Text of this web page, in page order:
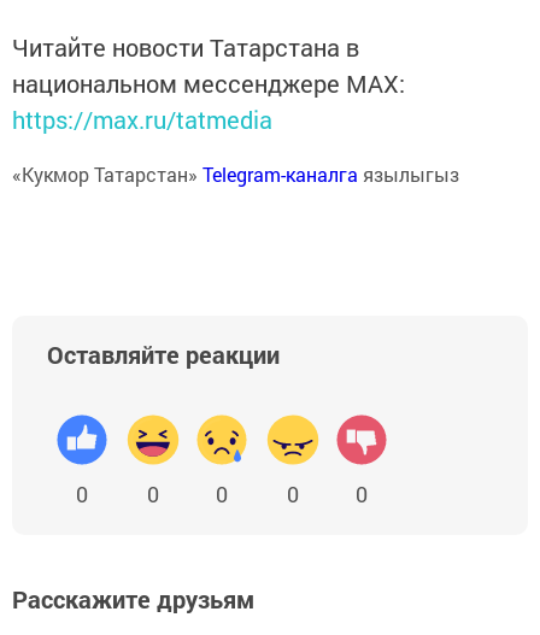
Читайте новости Татарстана в
национальном мессенджере MАХ:
https://max.ru/tatmedia
«Кукмор Татарстан» Telegram-каналга язылыгыз
Оставляйте реакции
0 0 0 0 0
Расскажите друзьям